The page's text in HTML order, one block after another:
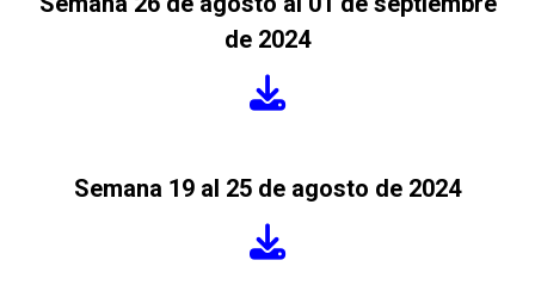
de 2024
Semana 19 al 25 de agosto de 2024